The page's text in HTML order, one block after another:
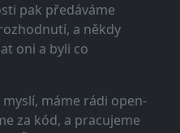
pak předáváme
a někdy
oni a byli co
máme rádi open-
za kód, a pracujeme